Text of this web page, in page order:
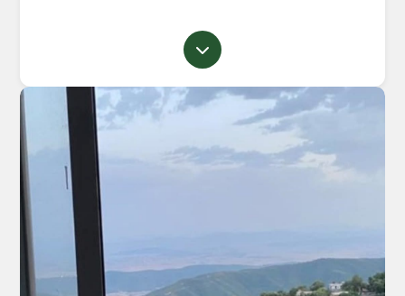
💰 Prix : 1 Milliard 380 Millions (négociable)
👀 Une seule visite gratuite uniquement
🚫 Aucune deuxième visite ne sera acceptée
📞 Contactez-nous vite pour plus d’informations ou
une visite :
☎️ 039 49 36 89
📱 0558 17 72 40 / 0770 60 89 70